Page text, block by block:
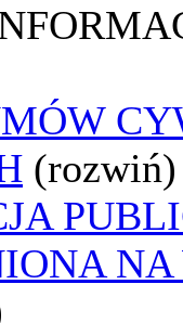
(rozwiń)